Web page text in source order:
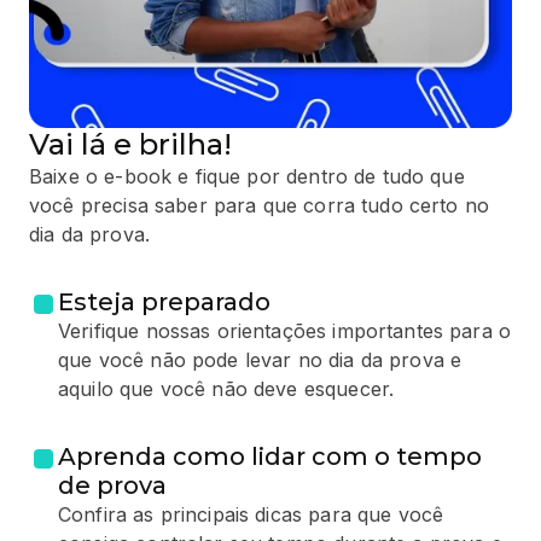
Vai lá e brilha!
Baixe o e-book e fique por dentro de tudo que
você precisa saber para que corra tudo certo no
dia da prova.
Esteja preparado
Verifique nossas orientações importantes para o
que você não pode levar no dia da prova e
aquilo que você não deve esquecer.
Aprenda como lidar com o tempo
de prova
Confira as principais dicas para que você